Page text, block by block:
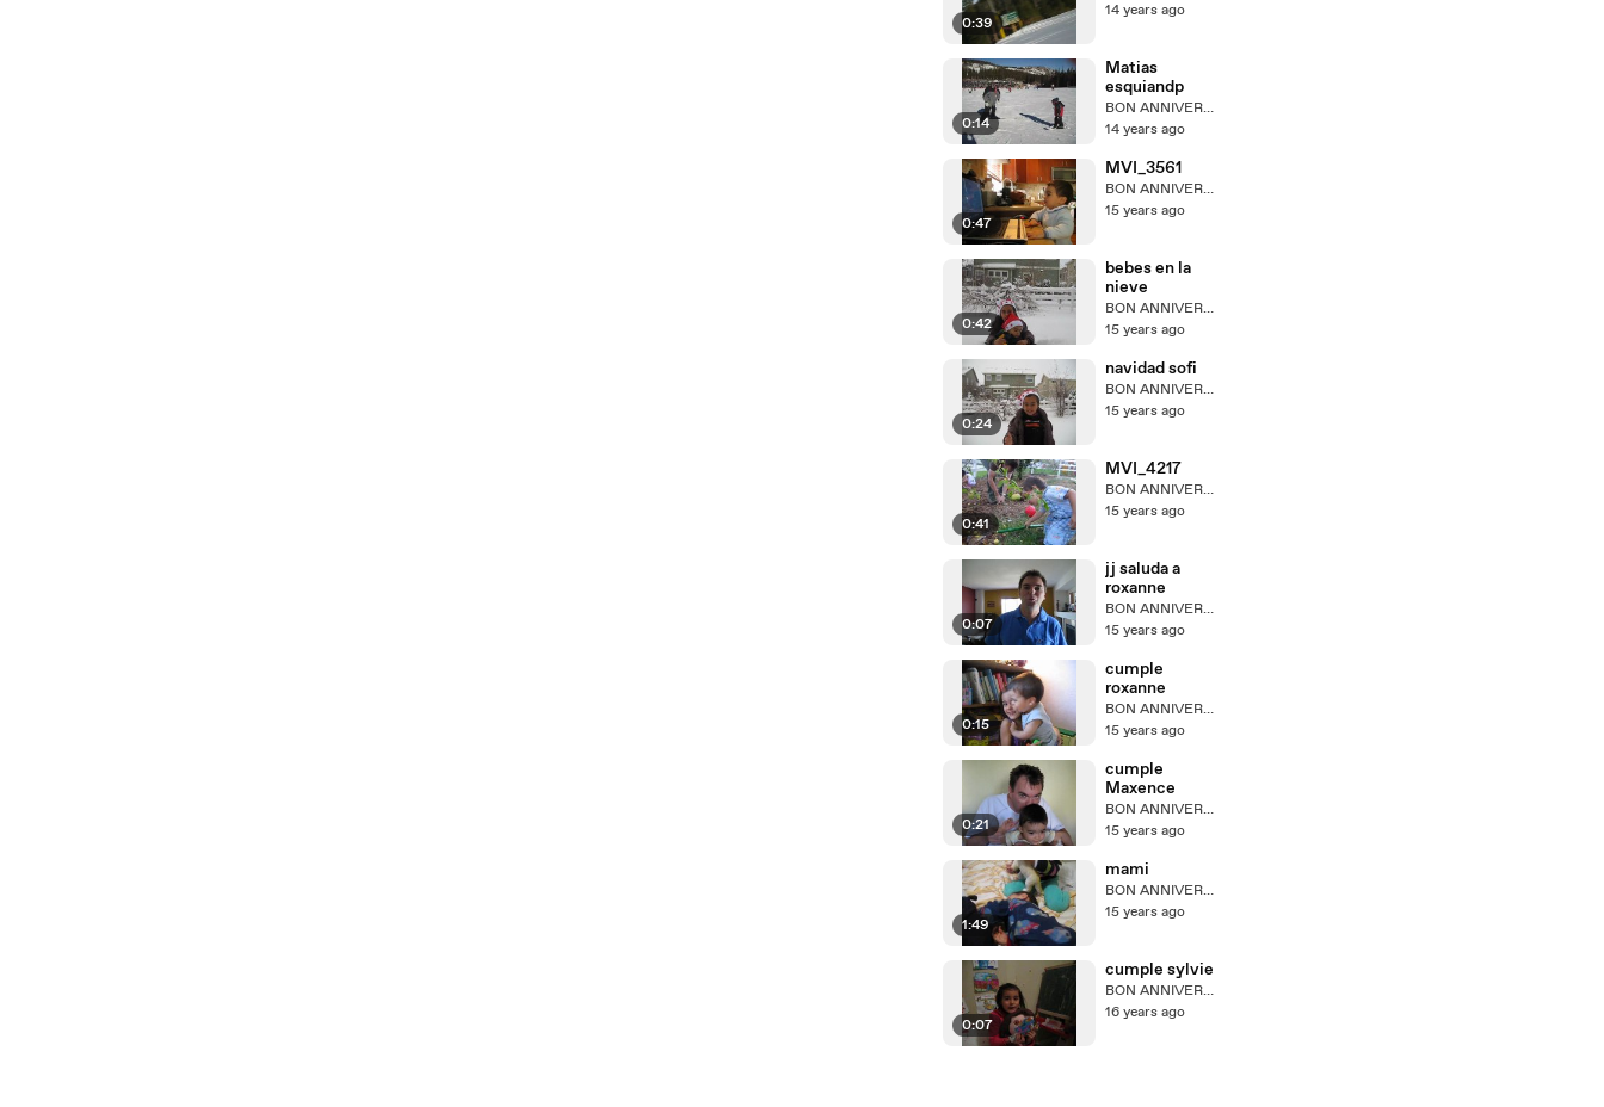
0:39
14 years ago
0:14
Matias
esquiandp
BON ANNIVERSAIRE PAPI!
14 years ago
0:47
MVI_3561
BON ANNIVERSAIRE PAPI!
15 years ago
0:42
bebes en la
nieve
BON ANNIVERSAIRE PAPI!
15 years ago
0:24
navidad sofi
BON ANNIVERSAIRE PAPI!
15 years ago
0:41
MVI_4217
BON ANNIVERSAIRE PAPI!
15 years ago
0:07
jj saluda a
roxanne
BON ANNIVERSAIRE PAPI!
15 years ago
0:15
cumple
roxanne
BON ANNIVERSAIRE PAPI!
15 years ago
0:21
cumple
Maxence
BON ANNIVERSAIRE PAPI!
15 years ago
1:49
mami
BON ANNIVERSAIRE PAPI!
15 years ago
0:07
cumple sylvie
BON ANNIVERSAIRE PAPI!
16 years ago